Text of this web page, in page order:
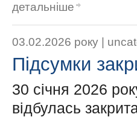
детальніше
03.02.2026 року |
Підсумки
30 січня 2026
відбулась